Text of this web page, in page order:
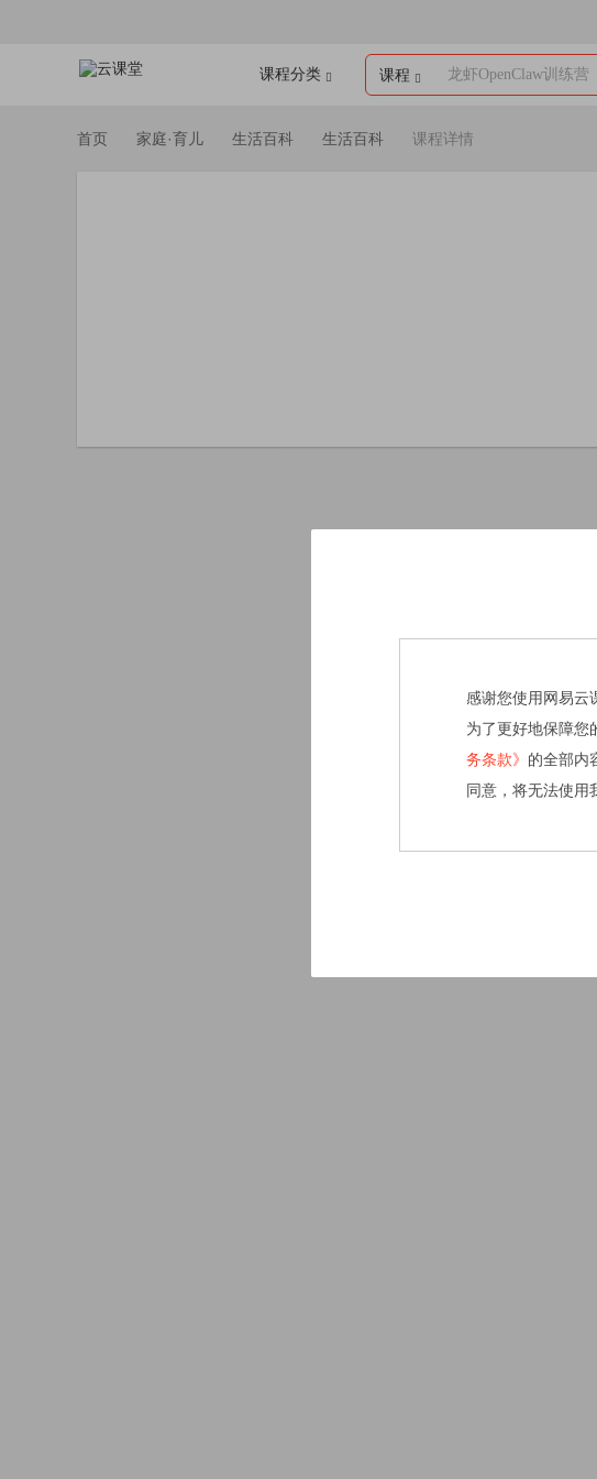
课程分类 课程 龙虾OpenClaw训练营
首页 家庭·育儿 生活百科 生活百科 课程详情
感谢您使用网易云
为了更好地保障您
务条款》 的全部内
同意，将无法使用